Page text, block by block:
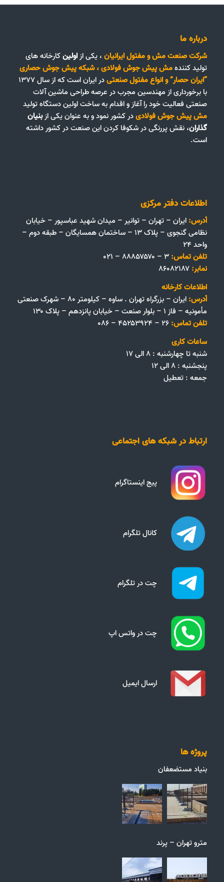
درباره ما
شرکت صنعت مش و مفتول ایرانیان، یکی از اولینکارخانه های
تولید کنندهمش پیش جوش فولادی،شبکه پیش جوش حصاری
“ایران حصار”وانواع مفتول صنعتی
در ایران است که از سال ۱۳۷۷
با برخورداری از مهندسین مجرب در عرصه طراحی ماشین آلات
صنعتی فعالیت خود را آغاز و اقدام به ساخت اولین دستگاه تولید
مش پیش جوش فولادیدر کشور نمود و به عنوان یکی ازبنیان
گذاران، نقش پررنگی در شکوفا کردن این صنعت در کشور داشته
است.
اطلاعات دفتر مرکزی
آدرس: ایران – تهران – توانیر – میدان شهید عباسپور – خیابان
نظامی گنجوی – پلاک ۱۳ – ساختمان همسایگان – طبقه دوم –
واحد ۲۴
تلفن تماس:
نمابر:
اطلاعات کارخانه
آدرس:
ایران – بزرگراه تهران . ساوه – کیلومتر ۸۰ – شهرک صنعتی
مأمونیه – فاز ۱ – بلوار صنعت – خیابان پانزدهم – پلاک ۱۳۰
تلفن تماس:
ساعات کاری
شنبه تا چهارشنبه : ۸ الی ۱۷
پنجشنبه : ۸ الی ۱۲
جمعه‌ :‌ تعطیل
ارتباط در شبکه های اجتماعی
پیج اینستاگرام
کانال تلگرام
چت در تلگرام
چت در واتس اپ
ارسال ایمیل
پروژه ها
بنیاد مستضعفان
مترو تهران – پرند